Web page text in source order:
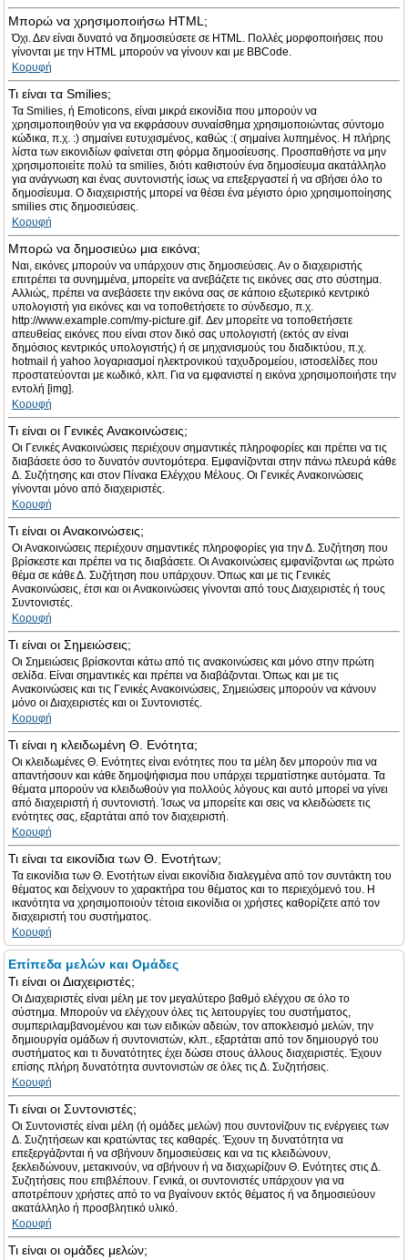
Μπορώ να χρησιμοποιήσω HTML;
Όχι. Δεν είναι δυνατό να δημοσιεύσετε σε HTML. Πολλές μορφοποιήσεις που
γίνονται με την HTML μπορούν να γίνουν και με BBCode.
Κορυφή
Τι είναι τα Smilies;
Τα Smilies, ή Emoticons, είναι μικρά εικονίδια που μπορούν να
χρησιμοποιηθούν για να εκφράσουν συναίσθημα χρησιμοποιώντας σύντομο
κώδικα, π.χ. :) σημαίνει ευτυχισμένος, καθώς :( σημαίνει λυπημένος. Η πλήρης
λίστα των εικονιδίων φαίνεται στη φόρμα δημοσίευσης. Προσπαθήστε να μην
χρησιμοποιείτε πολύ τα smilies, διότι καθιστούν ένα δημοσίευμα ακατάλληλο
για ανάγνωση και ένας συντονιστής ίσως να επεξεργαστεί ή να σβήσει όλο το
δημοσίευμα. Ο διαχειριστής μπορεί να θέσει ένα μέγιστο όριο χρησιμοποίησης
smilies στις δημοσιεύσεις.
Κορυφή
Μπορώ να δημοσιεύω μια εικόνα;
Ναι, εικόνες μπορούν να υπάρχουν στις δημοσιεύσεις. Αν ο διαχειριστής
επιτρέπει τα συνημμένα, μπορείτε να ανεβάζετε τις εικόνες σας στο σύστημα.
Αλλιώς, πρέπει να ανεβάσετε την εικόνα σας σε κάποιο εξωτερικό κεντρικό
υπολογιστή για εικόνες και να τοποθετήσετε το σύνδεσμο, π.χ.
http://www.example.com/my-picture.gif. Δεν μπορείτε να τοποθετήσετε
απευθείας εικόνες που είναι στον δικό σας υπολογιστή (εκτός αν είναι
δημόσιος κεντρικός υπολογιστής) ή σε μηχανισμούς του διαδικτύου, π.χ.
hotmail ή yahoo λογαριασμοί ηλεκτρονικού ταχυδρομείου, ιστοσελίδες που
προστατεύονται με κωδικό, κλπ. Για να εμφανιστεί η εικόνα χρησιμοποιήστε την
εντολή [img].
Κορυφή
Τι είναι οι Γενικές Ανακοινώσεις;
Οι Γενικές Ανακοινώσεις περιέχουν σημαντικές πληροφορίες και πρέπει να τις
διαβάσετε όσο το δυνατόν συντομότερα. Εμφανίζονται στην πάνω πλευρά κάθε
Δ. Συζήτησης και στον Πίνακα Ελέγχου Μέλους. Οι Γενικές Ανακοινώσεις
γίνονται μόνο από διαχειριστές.
Κορυφή
Τι είναι οι Ανακοινώσεις;
Οι Ανακοινώσεις περιέχουν σημαντικές πληροφορίες για την Δ. Συζήτηση που
βρίσκεστε και πρέπει να τις διαβάσετε. Οι Ανακοινώσεις εμφανίζονται ως πρώτο
θέμα σε κάθε Δ. Συζήτηση που υπάρχουν. Όπως και με τις Γενικές
Ανακοινώσεις, έτσι και οι Ανακοινώσεις γίνονται από τους Διαχειριστές ή τους
Συντονιστές.
Κορυφή
Τι είναι οι Σημειώσεις;
Οι Σημειώσεις βρίσκονται κάτω από τις ανακοινώσεις και μόνο στην πρώτη
σελίδα. Είναι σημαντικές και πρέπει να διαβάζονται. Όπως και με τις
Ανακοινώσεις και τις Γενικές Ανακοινώσεις, Σημειώσεις μπορούν να κάνουν
μόνο οι Διαχειριστές και οι Συντονιστές.
Κορυφή
Τι είναι η κλειδωμένη Θ. Ενότητα;
Οι κλειδωμένες Θ. Ενότητες είναι ενότητες που τα μέλη δεν μπορούν πια να
απαντήσουν και κάθε δημοψήφισμα που υπάρχει τερματίστηκε αυτόματα. Τα
θέματα μπορούν να κλειδωθούν για πολλούς λόγους και αυτό μπορεί να γίνει
από διαχειριστή ή συντονιστή. Ίσως να μπορείτε και σεις να κλειδώσετε τις
ενότητες σας, εξαρτάται από τον διαχειριστή.
Κορυφή
Τι είναι τα εικονίδια των Θ. Ενοτήτων;
Τα εικονίδια των Θ. Ενοτήτων είναι εικονίδια διαλεγμένα από τον συντάκτη του
θέματος και δείχνουν το χαρακτήρα του θέματος και το περιεχόμενό του. Η
ικανότητα να χρησιμοποιούν τέτοια εικονίδια οι χρήστες καθορίζετε από τον
διαχειριστή του συστήματος.
Κορυφή
Επίπεδα μελών και Ομάδες
Τι είναι οι Διαχειριστές;
Οι Διαχειριστές είναι μέλη με τον μεγαλύτερο βαθμό ελέγχου σε όλο το
σύστημα. Μπορούν να ελέγχουν όλες τις λειτουργίες του συστήματος,
συμπεριλαμβανομένου και των ειδικών αδειών, τον αποκλεισμό μελών, την
δημιουργία ομάδων ή συντονιστών, κλπ., εξαρτάται από τον δημιουργό του
συστήματος και τι δυνατότητες έχει δώσει στους άλλους διαχειριστές. Έχουν
επίσης πλήρη δυνατότητα συντονιστών σε όλες τις Δ. Συζητήσεις.
Κορυφή
Τι είναι οι Συντονιστές;
Οι Συντονιστές είναι μέλη (ή ομάδες μελών) που συντονίζουν τις ενέργειες των
Δ. Συζητήσεων και κρατώντας τες καθαρές. Έχουν τη δυνατότητα να
επεξεργάζονται ή να σβήνουν δημοσιεύσεις και να τις κλειδώνουν,
ξεκλειδώνουν, μετακινούν, να σβήνουν ή να διαχωρίζουν Θ. Ενότητες στις Δ.
Συζητήσεις που επιβλέπουν. Γενικά, οι συντονιστές υπάρχουν για να
αποτρέπουν χρήστες από το να βγαίνουν εκτός θέματος ή να δημοσιεύουν
ακατάλληλο ή προσβλητικό υλικό.
Κορυφή
Τι είναι οι ομάδες μελών;